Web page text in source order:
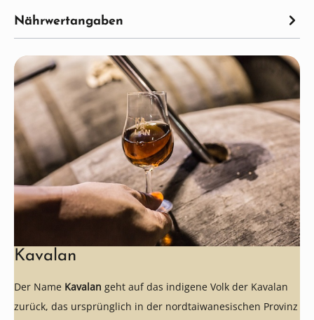
Nährwertangaben
Kavalan
Der Name Kavalan geht auf das indigene Volk der Kavalan
zurück, das ursprünglich in der nordtaiwanesischen Provinz